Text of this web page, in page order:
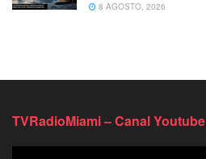
8 AGOSTO, 2026
TVRadioMiami – Canal Youtube